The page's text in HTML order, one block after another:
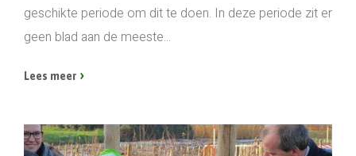
geschikte periode om dit te doen. In deze periode zit er
geen blad aan de meeste...
Lees meer